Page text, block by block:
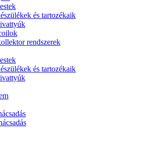
és tartozékaik
rendszerek
és tartozékaik